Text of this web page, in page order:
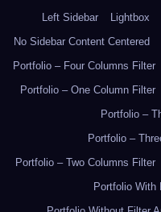
Left Sidebar
Lightbox
No Sidebar Content Centered
Portfolio – Four Columns Filter
Portfolio – One Column Filter
Portfolio –
Portfolio –
Portfolio – Two Columns Filter
Portfolio With